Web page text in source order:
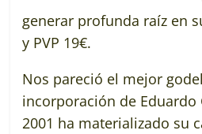
generar profunda raíz en
y PVP 19€.
Nos pareció el mejor
incorporación de Eduardo
2001 ha materializado su